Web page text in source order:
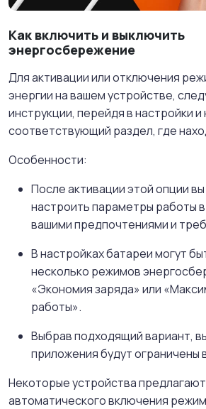
Как включить и выключить
энергосбережение
Для активации или отключения
энергии на вашем устройстве,
инструкции, перейдя в настройки и
соответствующий раздел, где
Особенности:
После активации этой опции
настроить параметры работы
вашими предпочтениями и
В настройках батареи могут
несколько режимов
«Экономия заряда» или
работы».
Выбрав подходящий вариант,
приложения будут ограничены
Некоторые устройства
автоматического включения